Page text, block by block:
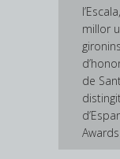
millor
de
Awards